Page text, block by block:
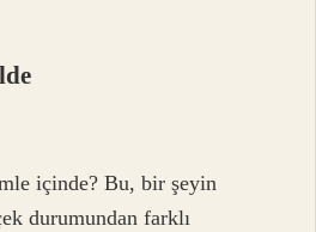
içinde? Bu, bir şeyin
durumundan farklı